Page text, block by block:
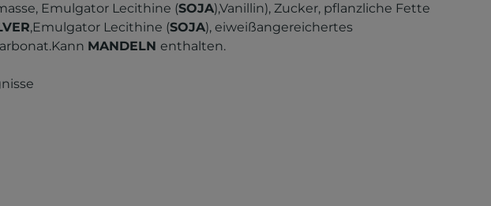
Emulgator Lecithine (SOJA),Vanillin), Zucker, pflanzliche Fette
,Emulgator Lecithine (SOJA), eiweißangereichertes
MANDELN enthalten.